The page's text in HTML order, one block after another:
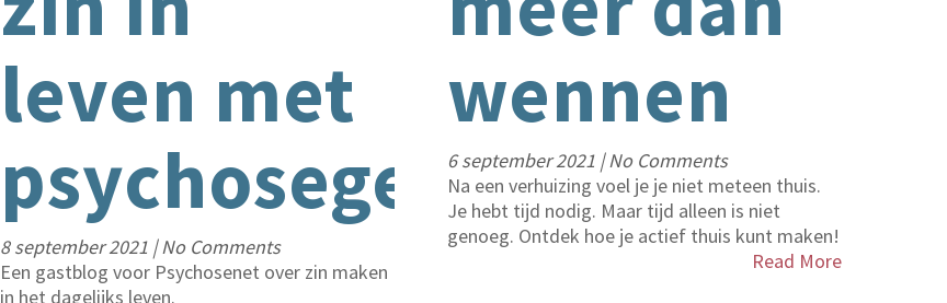
leven met
psychosegevoeligheid?
8 september 2021 |No Comments
Een gastblog voor Psychosenet over zin maken
in het dagelijks leven.
wennen
6 september 2021 |No Comments
Na een verhuizing voel je je niet meteen thuis.
Je hebt tijd nodig. Maar tijd alleen is niet
genoeg. Ontdek hoe je actief thuis kunt maken!
Read More